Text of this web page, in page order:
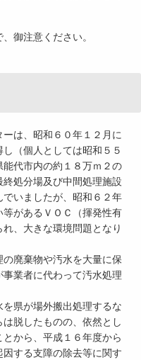
御注意ください。
は、昭和６０年１２月に
（個人としては昭和５５
代市内の約１８万ｍ２の
処分場及び中間処理施設
でいましたが、昭和６２年
があるＶＯＣ（揮発性有
、大きな環境問題となり
廃棄物や汚水を大量に保
業者に代わって汚水処理
県が場外搬出処理するな
脱したものの、依然とし
から、平成１６年度から
する支障の除去等に関す